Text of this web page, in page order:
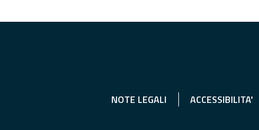
NOTE LEGALI ACCESSIBILITA'